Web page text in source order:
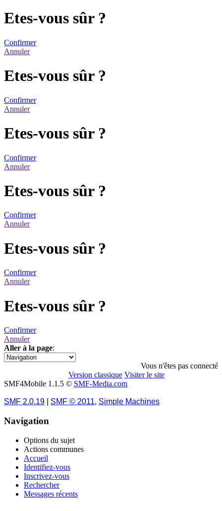
Etes-vous sûr ?
Confirmer
Annuler
Etes-vous sûr ?
Confirmer
Annuler
Etes-vous sûr ?
Confirmer
Annuler
Etes-vous sûr ?
Confirmer
Annuler
Etes-vous sûr ?
Confirmer
Annuler
Etes-vous sûr ?
Confirmer
Annuler
Aller à la page:
1 2 3 »
Vous n'êtes pas connecté
Version classique Visiter le site
SMF4Mobile 1.1.5 © SMF-Media.com
SMF 2.0.19 SMF © 2011, Simple Machines
Navigation
Options du sujet
Actions communes
Accueil
Identifiez-vous
Inscrivez-vous
Rechercher
Messages récents